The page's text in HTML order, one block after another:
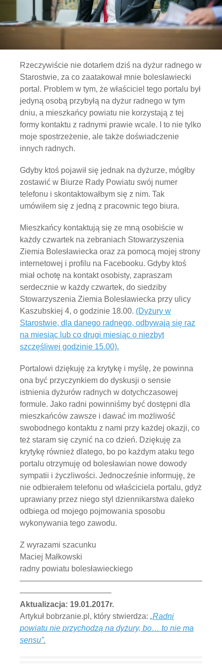
Rzeczywiście nie dotarłem dziś na dyżur radnego w
Starostwie, za co zaatakował mnie bolesławiecki
portal. Problem w tym, że właściciel tego portalu był
jedyną osobą przybyłą na dyżur radnego w tym
dniu, a mieszkańcy powiatu nie korzystają z tej
formy kontaktu z radnymi prawie wcale. I to nie tylko
moje spostrzeżenie, ale także doświadczenie
innych radnych.
Gdyby ktoś pojawił się jednak na dyżurze, mógłby
zostawić w Biurze Rady Powiatu swój numer
telefonu i skontaktowałbym się z nim. Tak
umówiłem się z jedną z pracownic tego biura.
Mieszkańcy kontaktują się ze mną osobiście w
każdy czwartek na zebraniach Stowarzyszenia
Ziemia Bolesławiecka oraz za pomocą mojej strony
internetowej i profilu na Facebooku. Gdyby ktoś
miał ochotę na kontakt osobisty, zapraszam
serdecznie w każdy czwartek, do siedziby
Stowarzyszenia Ziemia Bolesławiecka przy ulicy
Kaszubskiej 4, o godzinie 18.00. (Dyżury w
Starostwie, dla danego radnego, odbywają się raz
na miesiąc lub co drugi miesiąc o niezbyt
szczęśliwej godzinie 15.00).
Portalowi dziękuję za krytykę i myślę, że powinna
ona być przyczynkiem do dyskusji o sensie
istnienia dyżurów radnych w dotychczasowej
formule. Jako radni powinniśmy być dostępni dla
mieszkańców zawsze i dawać im możliwość
swobodnego kontaktu z nami przy każdej okazji, co
też staram się czynić na co dzień. Dziękuję za
krytykę również dlatego, bo po każdym ataku tego
portalu otrzymuję od bolesławian nowe dowody
sympatii i życzliwości. Jednocześnie informuję, że
nie odbierałem telefonu od właściciela portalu, gdyż
uprawiany przez niego styl dziennikarstwa daleko
odbiega od mojego pojmowania sposobu
wykonywania tego zawodu.
Z wyrazami szacunku
Maciej Małkowski
radny powiatu bolesławieckiego
———————————————————————
———————————–
Aktualizacja: 19.01.2017r.
Artykuł bobrzanie.pl, który stwierdza: „Radni
powiatu nie przychodzą na dyżury, bo… to nie ma
sensu”.